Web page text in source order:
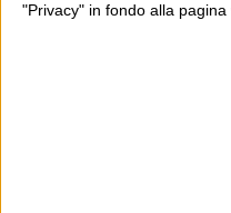
"Privacy" in fondo alla pagina